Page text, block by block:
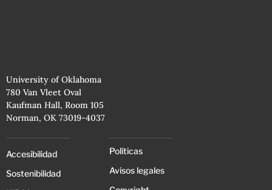
University of Oklahoma
780 Van Vleet Oval
Kaufman Hall, Room 105
Norman, OK 73019-4037
Accesibilidad
Sostenibilidad
Políticas
Avisos legales